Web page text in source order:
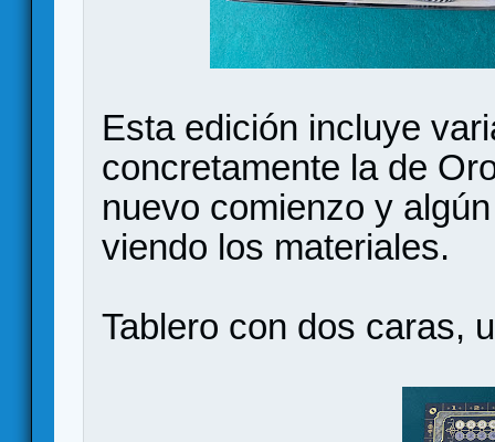
Esta edición incluye
concretamente la de
nuevo comienzo y
viendo los materiales.
Tablero con dos caras,